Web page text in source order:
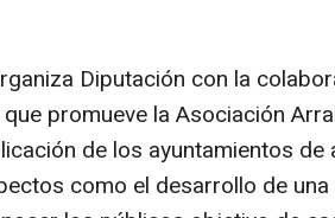
Diputación con la
promueve la Asociación
de los ayuntamientos de
como el desarrollo de una